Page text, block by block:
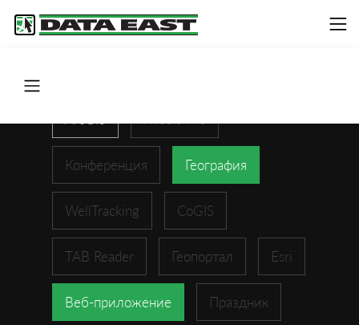
Конференция География
WellTracking CoGIS
TAB Reader Геопортал Esri
Веб-приложение Праздник